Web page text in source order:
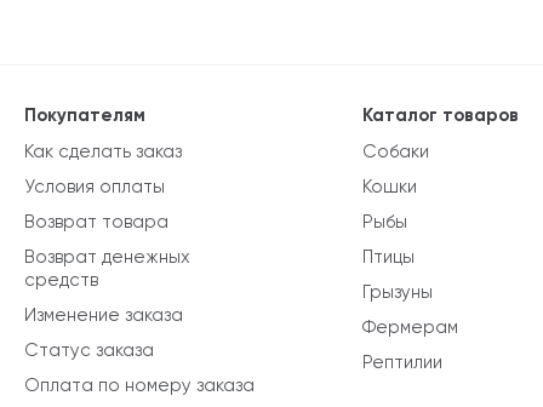
Каталог товаров
Собаки
Кошки
Рыбы
Птицы
Грызуны
Фермерам
Рептилии
Покупателям
Как сделать заказ
Условия оплаты
Возврат товара
Возврат денежных
средств
Изменение заказа
Статус заказа
Оплата по номеру заказа